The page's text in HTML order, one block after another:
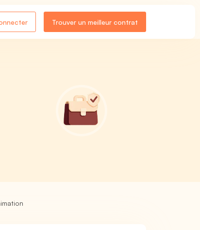
Trouver un meilleur contrat